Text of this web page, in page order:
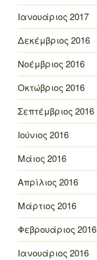
Ιανουάριος 2017
Δεκέμβριος 2016
Νοέμβριος 2016
Οκτώβριος 2016
Σεπτέμβριος 2016
Ιούνιος 2016
Μάιος 2016
Απρίλιος 2016
Μάρτιος 2016
Φεβρουάριος 2016
Ιανουάριος 2016